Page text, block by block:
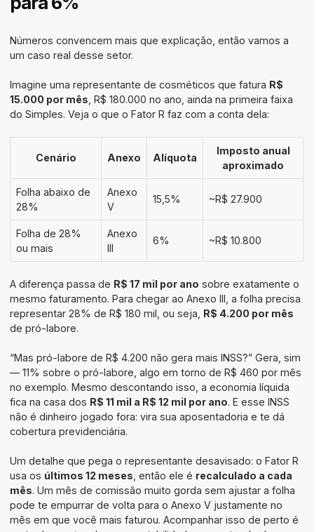
Números convencem mais que explicação, então vamos a
um caso real desse setor.
Imagine uma representante de cosméticos que fatura R$
15.000 por mês , R$ 180.000 no ano, ainda na primeira faixa
do Simples. Veja o que o Fator R faz com a conta dela:
Cenário Anexo Alíquota
Imposto anual
aproximado
Folha abaixo de
28%
Anexo
V
15,5% ~R$ 27.900
Folha de 28%
ou mais
Anexo
III
6% ~R$ 10.800
A diferença passa de R$ 17 mil por ano sobre exatamente o
mesmo faturamento. Para chegar ao Anexo III, a folha precisa
representar 28% de R$ 180 mil, ou seja, R$ 4.200 por mês
de pró-labore.
“Mas pró-labore de R$ 4.200 não gera mais INSS?” Gera, sim
— 11% sobre o pró-labore, algo em torno de R$ 460 por mês
no exemplo. Mesmo descontando isso, a economia líquida
fica na casa dos R$ 11 mil a R$ 12 mil por ano. E esse INSS
não é dinheiro jogado fora: vira sua aposentadoria e te dá
cobertura previdenciária.
Um detalhe que pega o representante desavisado: o Fator R
usa os últimos 12 meses, então ele é recalculado a cada
mês. Um mês de comissão muito gorda sem ajustar a folha
pode te empurrar de volta para o Anexo V justamente no
mês em que você mais faturou. Acompanhar isso de perto é